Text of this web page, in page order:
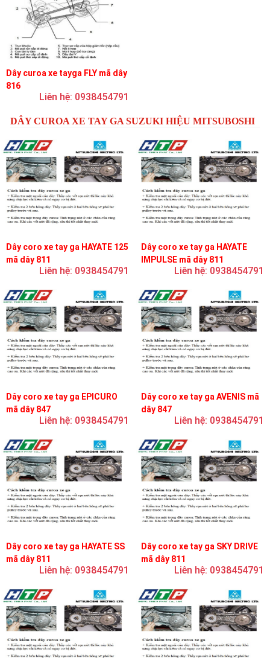
Dây curoa xe tayga FLY mã dây
816
Liên hệ: 0938454791
DÂY CUROA XE TAY GA SUZUKI HIỆU MITSUBOSHI
Dây coro xe tay ga HAYATE 125
mã dây 811
Liên hệ: 0938454791
Dây coro xe tay ga HAYATE
IMPULSE mã dây 811
Liên hệ: 0938454791
Dây coro xe tay ga EPICURO
mã dây 847
Liên hệ: 0938454791
Dây coro xe tay ga AVENIS mã
dây 847
Liên hệ: 0938454791
Dây coro xe tay ga HAYATE SS
mã dây 811
Liên hệ: 0938454791
Dây coro xe tay ga SKY DRIVE
mã dây 811
Liên hệ: 0938454791